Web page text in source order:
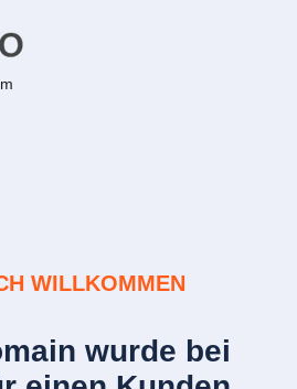
WILLKOMMEN
wurde bei